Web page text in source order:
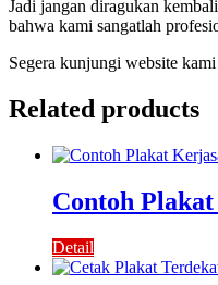
Jadi jangan diragukan
bahwa kami sangatlah
Segera kunjungi website
Related products
Contoh
Detail